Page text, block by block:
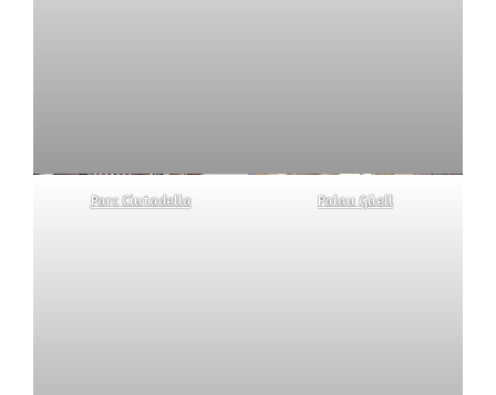
Parc Ciutadella Palau Güell